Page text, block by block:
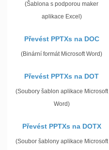
(Šablona s podporou maker
aplikace Excel)
Převést PPTXs na DOC
(Binární formát Microsoft Word)
Převést PPTXs na DOT
(Soubory šablon aplikace Microsoft
Word)
Převést PPTXs na DOTX
(Soubor šablony aplikace Microsoft